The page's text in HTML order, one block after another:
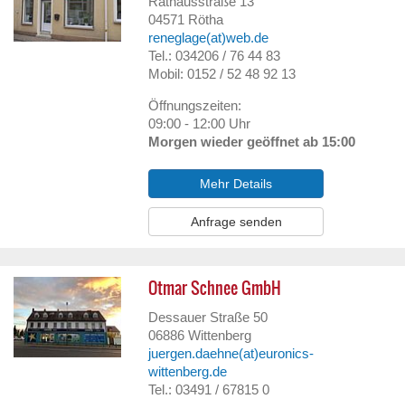
04571 Rötha
reneglage(at)web.de
Tel.: 034206 / 76 44 83
Mobil: 0152 / 52 48 92 13
Öffnungszeiten:
09:00 - 12:00 Uhr
Morgen wieder geöffnet ab 15:00
Mehr Details
Anfrage senden
Otmar Schnee GmbH
Dessauer Straße 50
06886 Wittenberg
juergen.daehne(at)euronics-
wittenberg.de
Tel.: 03491 / 67815 0